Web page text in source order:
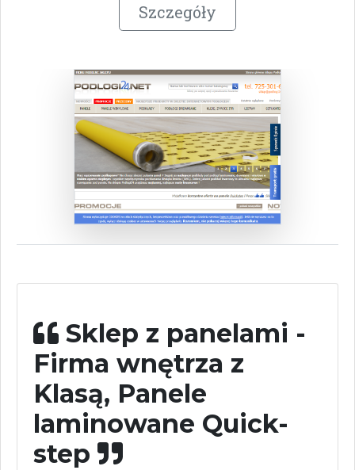
Szczegóły
Sklep z panelami -
Firma wnętrza z
Klasą, Panele
laminowane Quick-
step